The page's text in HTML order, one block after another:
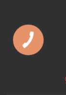
КНОПКА
СВЯЗИ